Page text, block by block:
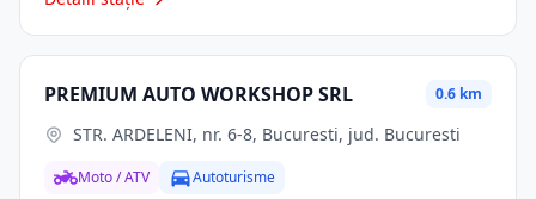
PREMIUM AUTO WORKSHOP SRL 0.6 km
STR. ARDELENI, nr. 6-8, Bucuresti, jud. Bucuresti
Moto / ATV Autoturisme